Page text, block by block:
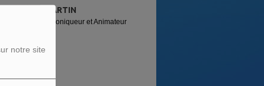
notre site
MARTIN
Chroniqueur et Animateur